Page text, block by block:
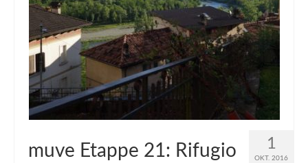
1
OKT. 2016
muve Etappe 21: Rifugio